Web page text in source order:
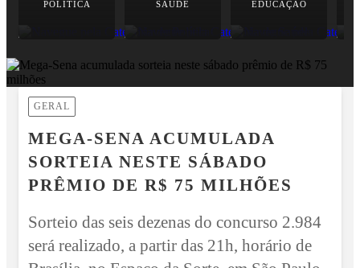
POLÍTICA SAÚDE EDUCAÇÃO
GERAL
MEGA-SENA ACUMULADA
SORTEIA NESTE SÁBADO
PRÊMIO DE R$ 75 MILHÕES
Sorteio das seis dezenas do concurso 2.984
será realizado, a partir das 21h, horário de